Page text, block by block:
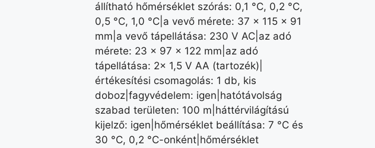
állítható hőmérséklet szórás: 0,1 °C, 0,2 °C,
0,5 °C, 1,0 °C|a vevő mérete: 37 × 115 × 91
mm|a vevő tápellátása: 230 V AC|az adó
mérete: 23 × 97 × 122 mm|az adó
tápellátása: 2× 1,5 V AA (tartozék)|
értékesítési csomagolás: 1 db, kis
doboz|fagyvédelem: igen|hatótávolság
szabad területen: 100 m|háttérvilágítású
kijelző: igen|hőmérséklet beállítása: 7 °C és
30 °C, 0,2 °C-onként|hőmérséklet